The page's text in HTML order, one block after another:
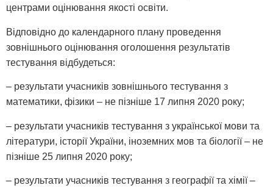
центрами оцінювання якості освіти.
Відповідно до календарного плану проведення
зовнішнього оцінювання оголошення результатів
тестування відбудеться:
– результати учасників зовнішнього тестування з
математики, фізики – не пізніше 17 липня 2020 року;
– результати учасників тестування з української мови та
літератури, історії України, іноземних мов та біології – не
пізніше 25 липня 2020 року;
– результати учасників тестування з географії та хімії –